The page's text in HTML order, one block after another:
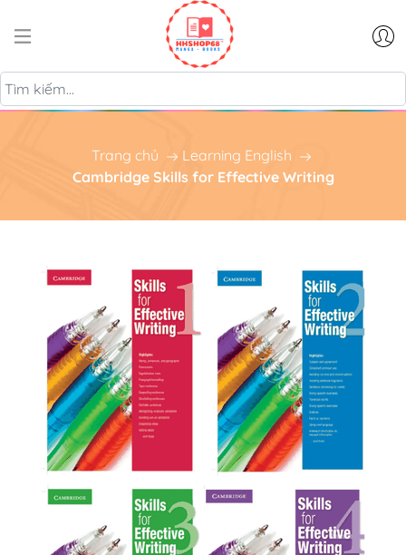
Trang chủ
Learning English
Cambridge Skills for Effective Writing